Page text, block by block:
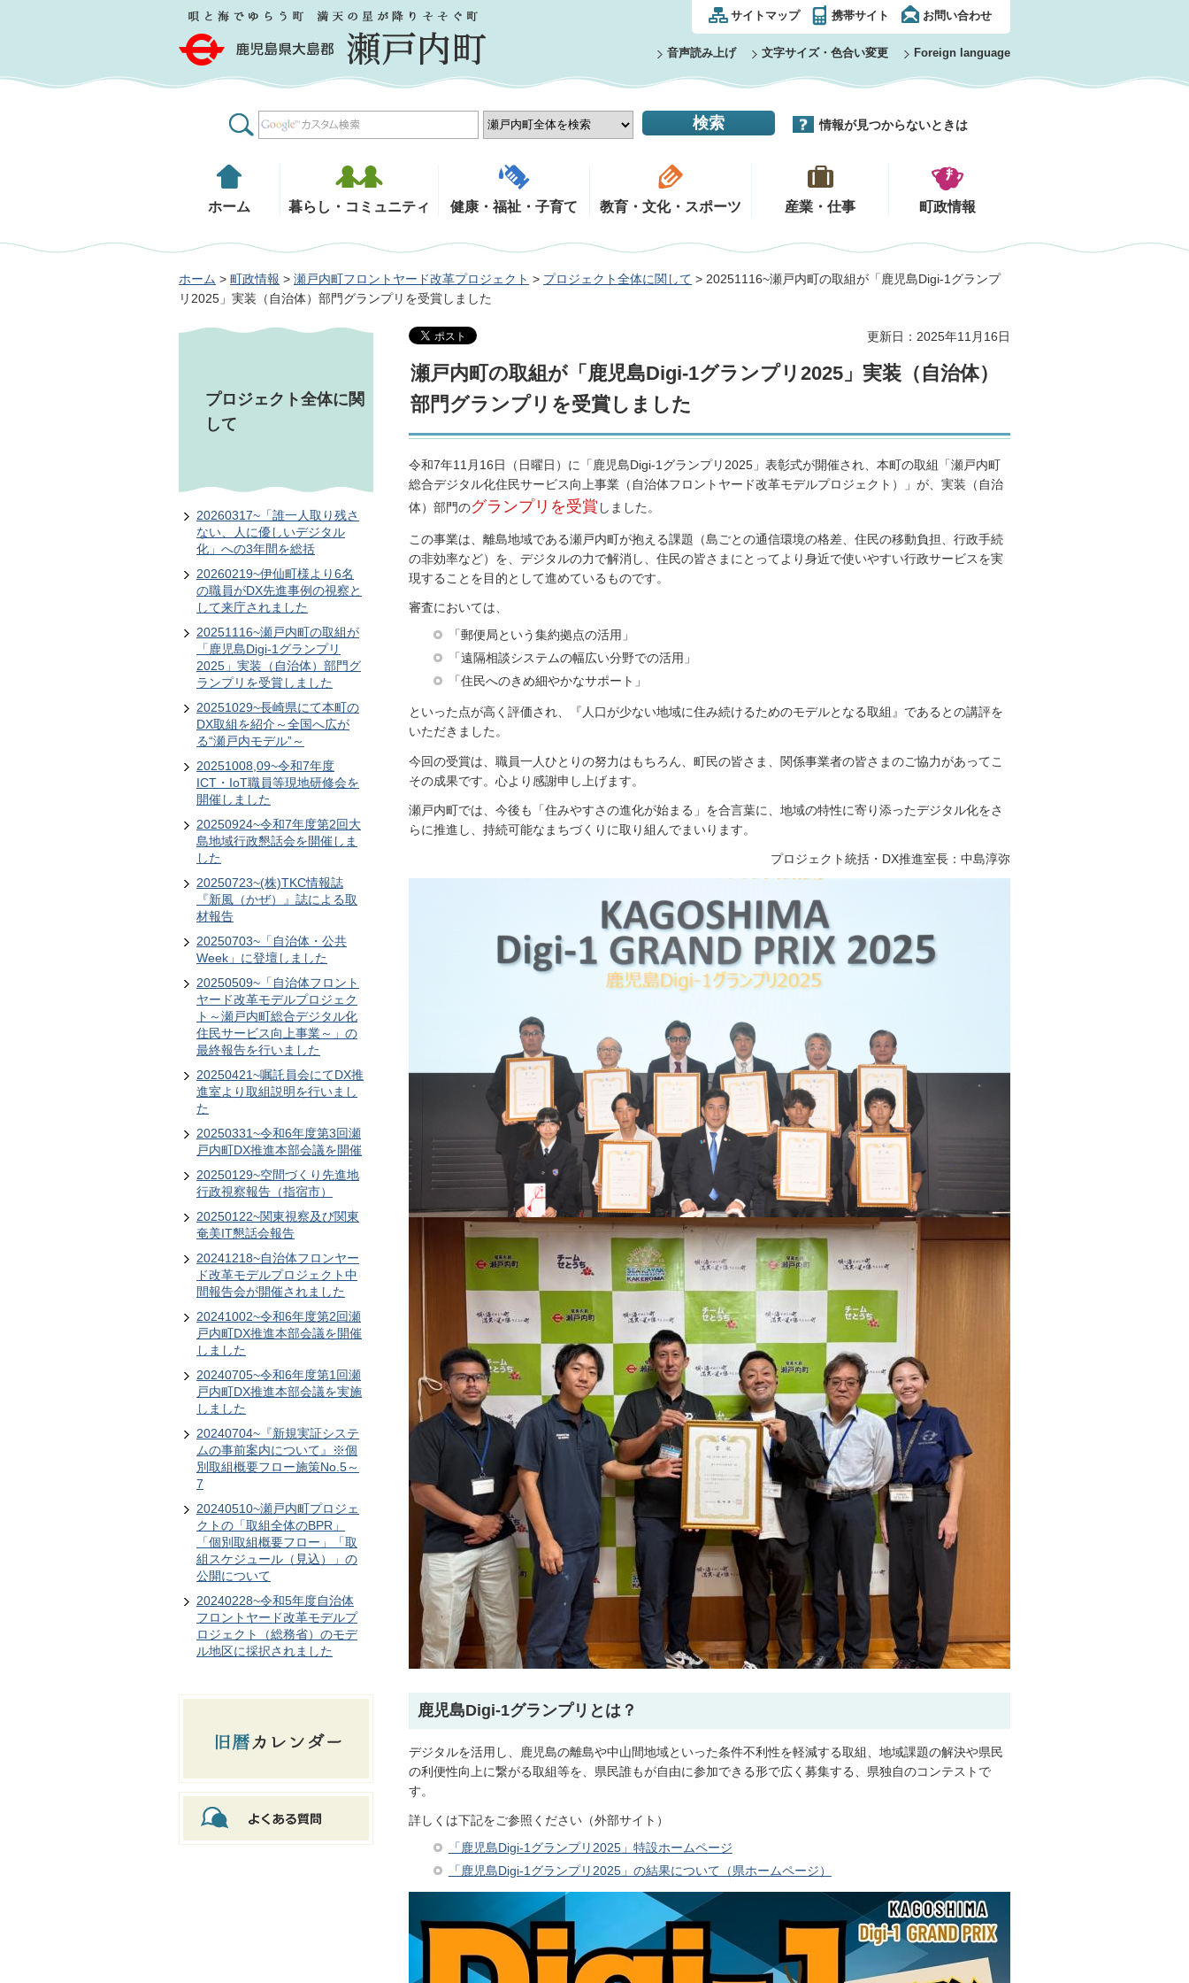
鹿児島県大島郡 瀬戸内町 サイトマップ 携帯サイト お問い合わせ
音声読み上げ 文字サイズ・色合い変更 Foreign language
情報が見つからないときは
ホーム 暮らし・コミュニティ 健康・福祉・子育て 教育・文化・スポーツ 産業・仕事 町政情報
ホーム > 町政情報 > 瀬戸内町フロントヤード改革プロジェクト > プロジェクト全体に関して > 20251116~瀬戸内町の取組が「鹿児島Digi-1グランプ
リ2025」実装（自治体）部門グランプリを受賞しました
プロジェクト全体に関
して
20260317~「誰一人取り残さ
ない、人に優しいデジタル
化」への3年間を総括
20260219~伊仙町様より6名
の職員がDX先進事例の視察と
して来庁されました
20251116~瀬戸内町の取組が
「鹿児島Digi-1グランプリ
2025」実装（自治体）部門グ
ランプリを受賞しました
20251029~長崎県にて本町の
DX取組を紹介～全国へ広が
る“瀬戸内モデル”～
20251008,09~令和7年度
ICT・IoT職員等現地研修会を
開催しました
20250924~令和7年度第2回大
島地域行政懇話会を開催しま
した
20250723~(株)TKC情報誌
『新風（かぜ）』誌による取
材報告
20250703~「自治体・公共
Week」に登壇しました
20250509~「自治体フロント
ヤード改革モデルプロジェク
ト～瀬戸内町総合デジタル化
住民サービス向上事業～」の
最終報告を行いました
20250421~嘱託員会にてDX推
進室より取組説明を行いまし
た
20250331~令和6年度第3回瀬
戸内町DX推進本部会議を開催
20250129~空間づくり先進地
行政視察報告（指宿市）
20250122~関東視察及び関東
奄美IT懇話会報告
20241218~自治体フロンヤー
ド改革モデルプロジェクト中
間報告会が開催されました
20241002~令和6年度第2回瀬
戸内町DX推進本部会議を開催
しました
20240705~令和6年度第1回瀬
戸内町DX推進本部会議を実施
しました
20240704~『新規実証システ
ムの事前案内について』※個
別取組概要フロー施策No.5～
7
20240510~瀬戸内町プロジェ
クトの「取組全体のBPR」
「個別取組概要フロー」「取
組スケジュール（見込）」の
公開について
20240228~令和5年度自治体
フロントヤード改革モデルプ
ロジェクト（総務省）のモデ
ル地区に採択されました
更新日：2025年11月16日
瀬戸内町の取組が「鹿児島Digi-1グランプリ2025」実装（自治体）
部門グランプリを受賞しました
令和7年11月16日（日曜日）に「鹿児島Digi-1グランプリ2025」表彰式が開催され、本町の取組「瀬戸内町
総合デジタル化住民サービス向上事業（自治体フロントヤード改革モデルプロジェクト）」が、実装（自治
体）部門のグランプリを受賞 しました。
この事業は、離島地域である瀬戸内町が抱える課題（島ごとの通信環境の格差、住民の移動負担、行政手続
の非効率など）を、デジタルの力で解消し、住民の皆さまにとってより身近で使いやすい行政サービスを実
現することを目的として進めているものです。
審査においては、
「郵便局という集約拠点の活用」
「遠隔相談システムの幅広い分野での活用」
「住民へのきめ細やかなサポート」
といった点が高く評価され、『人口が少ない地域に住み続けるためのモデルとなる取組』であるとの講評を
いただきました。
今回の受賞は、職員一人ひとりの努力はもちろん、町民の皆さま、関係事業者の皆さまのご協力があってこ
その成果です。心より感謝申し上げます。
瀬戸内町では、今後も「住みやすさの進化が始まる」を合言葉に、地域の特性に寄り添ったデジタル化をさ
らに推進し、持続可能なまちづくりに取り組んでまいります。
プロジェクト統括・DX推進室長：中島淳弥
鹿児島Digi-1グランプリとは？
デジタルを活用し、鹿児島の離島や中山間地域といった条件不利性を軽減する取組、地域課題の解決や県民
の利便性向上に繋がる取組等を、県民誰もが自由に参加できる形で広く募集する、県独自のコンテストで
す。
詳しくは下記をご参照ください（外部サイト）
「鹿児島Digi-1グランプリ2025」特設ホームページ
「鹿児島Digi-1グランプリ2025」の結果について（県ホームページ）